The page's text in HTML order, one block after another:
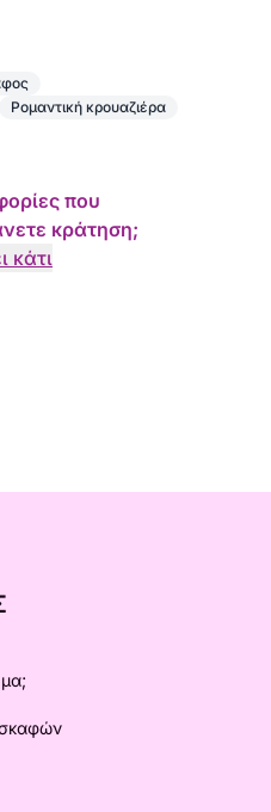
Ρομαντική κρουαζιέρα
που
κράτηση;
κάτι
σκαφών